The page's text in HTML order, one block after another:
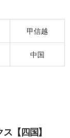
甲信越
中国
【四国】